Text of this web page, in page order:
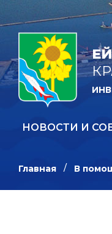
НОВОСТИ И
Главная В